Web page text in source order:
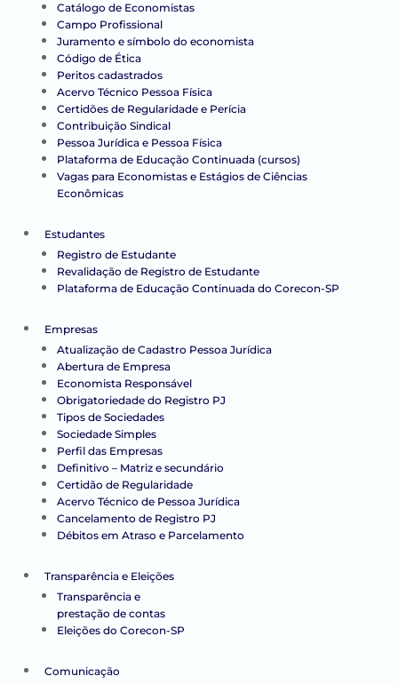
Catálogo de Economistas
Campo Profissional
Juramento e símbolo do economista
Código de Ética
Peritos cadastrados
Acervo Técnico Pessoa Física
Certidões de Regularidade e Perícia
Contribuição Sindical
Pessoa Jurídica e Pessoa Física
Plataforma de Educação Continuada (cursos)
Vagas para Economistas e Estágios de Ciências
Econômicas
Estudantes
Registro de Estudante
Revalidação de Registro de Estudante
Plataforma de Educação Continuada do Corecon-SP
Empresas
Atualização de Cadastro Pessoa Jurídica
Abertura de Empresa
Economista Responsável
Obrigatoriedade do Registro PJ
Tipos de Sociedades
Sociedade Simples
Perfil das Empresas
Definitivo – Matriz e secundário
Certidão de Regularidade
Acervo Técnico de Pessoa Jurídica
Cancelamento de Registro PJ
Débitos em Atraso e Parcelamento
Transparência e Eleições
Transparência e
prestação de contas
Eleições do Corecon-SP
Comunicação